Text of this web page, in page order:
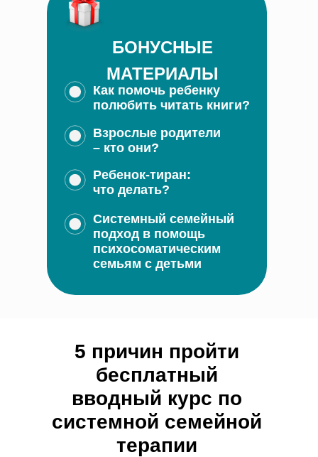
БОНУСНЫЕ
МАТЕРИАЛЫ
Как помочь ребенку
полюбить читать книги?
Взрослые родители
– кто они?
Ребенок-тиран:
что делать?
Системный семейный
подход в помощь
психосоматическим
семьям с детьми
5 причин пройти
бесплатный
вводный курс по
системной семейной
терапии